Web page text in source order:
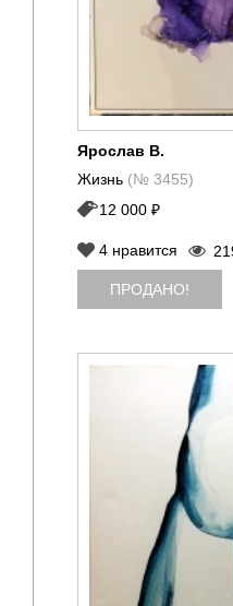
Ярослав В.
Жизнь (№ 3455)
12 000 ₽
4 нравится
ПРОДАНО!